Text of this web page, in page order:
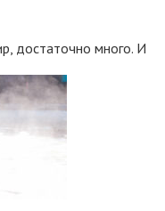
достаточно много. И